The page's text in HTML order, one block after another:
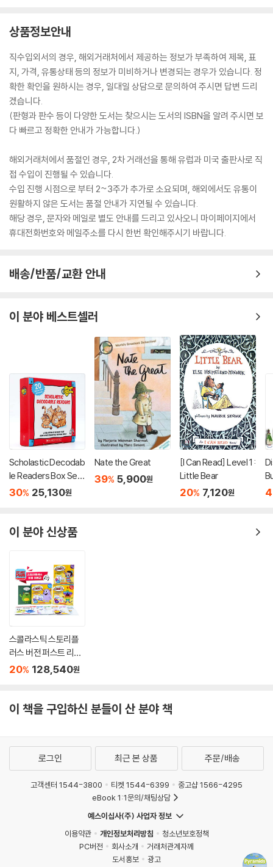
상품정보안내
직수입외서의 경우, 해외거래처에서 제공하는 정보가 부족하여 제목, 표
지, 가격, 유통상태 등의 정보가 미비하거나 변경되는 경우가 있습니다. 정
확한 확인을 원하시는 경우, 일대일 상담으로 문의하여 주시면 답변 드리
겠습니다.
(판형과 판수 등이 다양한 도서는 찾으시는 도서의 ISBN을 알려 주시면 보
다 빠르고 정확한 안내가 가능합니다.)
해외거래처에서 품절인 경우, 2차 거래선을 통해 유럽과 미국 출판사로 직
접 수입이 진행될 수 있습니다.
수입 진행 시점으로 부터 2~3주가 추가로 소요되며, 해외에서도 유통이
원활하지 않은 도서는 품절 안내가 지연될 수 있습니다.
해당 경우, 문자와 메일로 별도 안내를 드리고 있사오니 마이페이지에서
휴대전화번호와 메일주소를 다시 한번 확인해주시기 바랍니다.
배송/반품/교환 안내
이 분야 베스트셀러
Scholastic Decodab
le Readers Box Set
Level A (StoryPlus
30% 25,130원
Nate the Great
39% 5,900원
[I Can Read] Level 1 :
Little Bear
20% 7,120원
이 분야 신상품
스콜라스틱 스토리플
러스 버전 퍼스트 리틀
코믹스 A~F 3종 세트
20% 128,540원
이 책을 구입하신 분들이 산 분야 책
로그인 최근 본 상품 주문/배송
고객센터 1544-3800 티켓 1544-6399
중고샵 1566-4295
eBook 1:1문의/채팅상담
예스이십사(주) 사업자 정보
이용약관
개인정보처리방침
청소년보호정책
PC버전
회사소개
거래처관계자께
도서홍보
광고